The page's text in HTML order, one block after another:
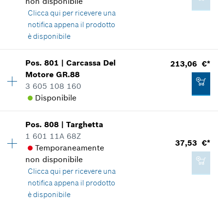
20,41 €*
*Inclusa IVA
Aggiungere al carrello
9,87 €*
*Inclusa IVA
Clicca qui per ricevere una
notifica appena il prodotto
è disponibile
Gruppo prezzo:27
Informazioni parti di ricambio
Applicazione del ricambio
16,12 €*
*Inclusa IVA
Pos.801 |Carcassa Del
Motore GR.88
3 605 108 160
Disponibile
213,06 €*
Disponibilità 1
Gruppo prezzo
Informazioni parti di ricambio
Applicazione del ricambio
Mostrare nell'illustrazione
Pos.808 |Targhetta
1 601 11A 68Z
Temporaneamente
non disponibile
Clicca qui per ricevere una
notifica appena il prodotto
è disponibile
37,53 €*